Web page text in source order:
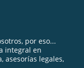
por eso...
integral en
asesorías legales,